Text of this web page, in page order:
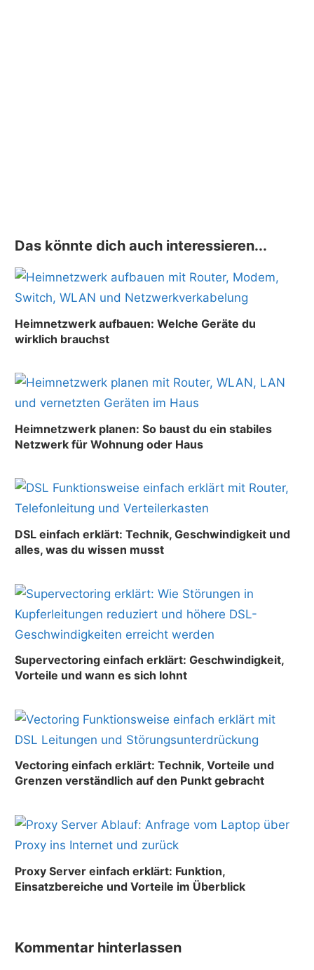
Das könnte dich auch interessieren...
Heimnetzwerk aufbauen: Welche Geräte du
wirklich brauchst
Heimnetzwerk planen: So baust du ein stabiles
Netzwerk für Wohnung oder Haus
DSL einfach erklärt: Technik, Geschwindigkeit und
alles, was du wissen musst
Supervectoring einfach erklärt: Geschwindigkeit,
Vorteile und wann es sich lohnt
Vectoring einfach erklärt: Technik, Vorteile und
Grenzen verständlich auf den Punkt gebracht
Proxy Server einfach erklärt: Funktion,
Einsatzbereiche und Vorteile im Überblick
Kommentar hinterlassen